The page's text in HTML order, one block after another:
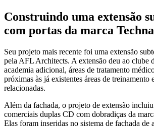
Construindo uma extensão
com portas da marca
Seu projeto mais recente foi uma extensão
pela AFL Architects. A extensão deu ao clube
academia adicional, áreas de tratamento
próximas às já existentes áreas de treinamento
relacionadas.
Além da fachada, o projeto de extensão
comerciais duplas CD com dobradiças da
Elas foram inseridas no sistema de fachada de